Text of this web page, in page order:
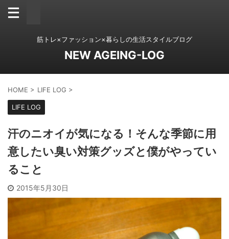
筋トレ×ファッション×暮らしの生活スタイルブログ
NEW AGEING-LOG
HOME > LIFE LOG >
LIFE LOG
汗のニオイが気になる！そんな季節に用
意したい臭い対策グッズと僕がやってい
ること
2015年5月30日